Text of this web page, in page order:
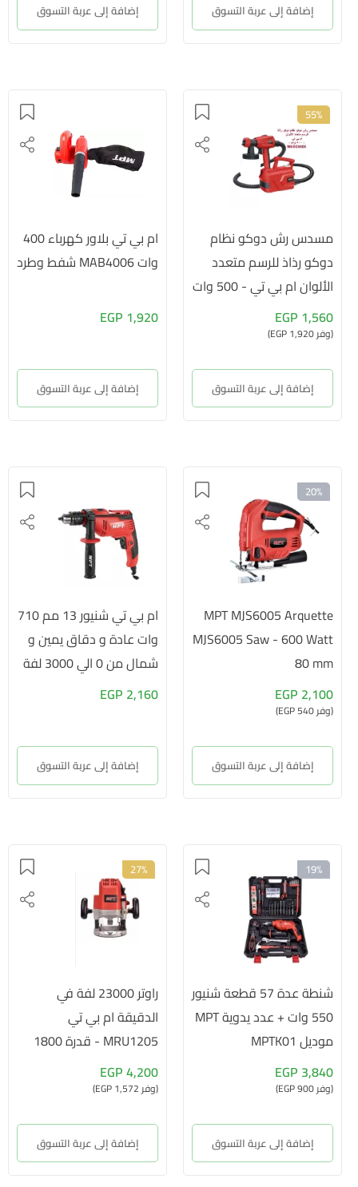
إضافة إلى عربة التسوق إضافة إلى عربة التسوق
55%
مسدس رش دوكو نظام
دوكو رذاذ للرسم متعدد
الألوان ام بي تي - 500 وات
- MESG5005
1,560 EGP
(وفر 1,920 EGP)
إضافة إلى عربة التسوق
ام بي تي بلاور كهرباء 400
وات MAB4006 شفط وطرد
1,920 EGP
إضافة إلى عربة التسوق
20%
MPT MJS6005 Arquette
MJS6005 Saw - 600 Watt
80 mm
2,100 EGP
(وفر 540 EGP)
إضافة إلى عربة التسوق
ام بي تي شنيور 13 مم 710
وات عادة و دقاق يمين و
شمال من 0 الي 3000 لفة
في دقيقة MID7106
2,160 EGP
إضافة إلى عربة التسوق
19%
شنطة عدة 57 قطعة شنيور
550 وات + عدد يدوية MPT
موديل MPTK01
3,840 EGP
(وفر 900 EGP)
إضافة إلى عربة التسوق
27%
راوتر 23000 لفة في
الدقيقة ام بي تي
MRU1205 - قدرة 1800
وات 12 مم
4,200 EGP
(وفر 1,572 EGP)
إضافة إلى عربة التسوق